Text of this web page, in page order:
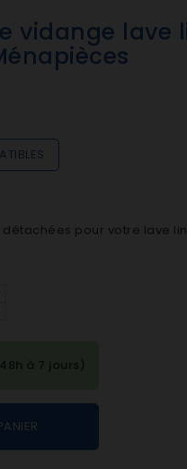
vidange lave
pour votre lave
à 7 jours)